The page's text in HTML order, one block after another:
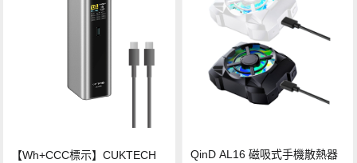
【Wh+CCC標示】CUKTECH
QinD AL16 磁吸式手機散熱器